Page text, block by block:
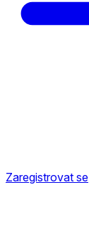
Zaregistrovat se